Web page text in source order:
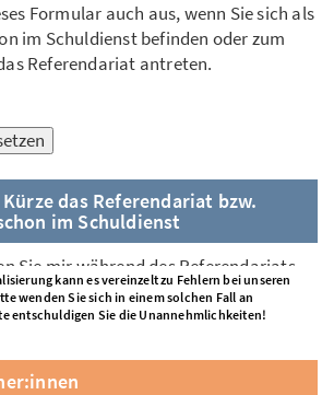
Formular auch aus, wenn Sie sich als
im Schuldienst befinden oder zum
Referendariat antreten.
kann es vereinzelt zu Fehlern bei unseren
wenden Sie sich in einem solchen Fall an
entschuldigen Sie die Unannehmlichkeiten!